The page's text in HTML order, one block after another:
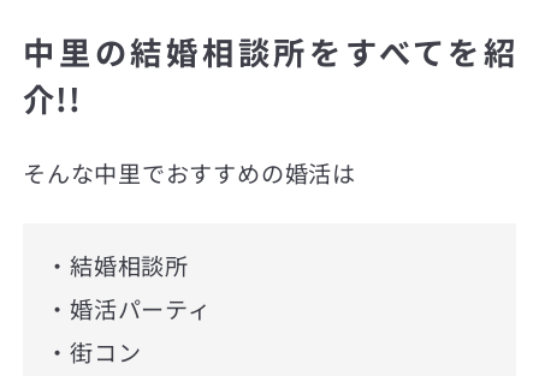
中里の結婚相談所をすべてを紹
介!!
そんな中里でおすすめの婚活は
・結婚相談所
・婚活パーティ
・街コン